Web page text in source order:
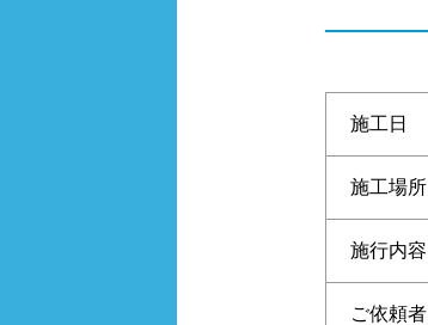
施工日
施工場所
施行内容
ご依頼者